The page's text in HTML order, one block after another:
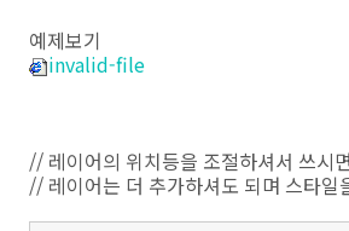
예제보기
invalid-file
// 레이어의 위치등을 조절하셔서 쓰시
// 레이어는 더 추가하셔도 되며 스타일